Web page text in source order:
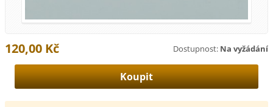
Dostupnost: Na vyžádání
120,00 Kč